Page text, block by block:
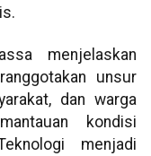
menjelaskan
unsur
dan warga
kondisi
menjadi